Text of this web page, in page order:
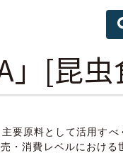
」[昆
要原料として活用す
消費レベルにおける